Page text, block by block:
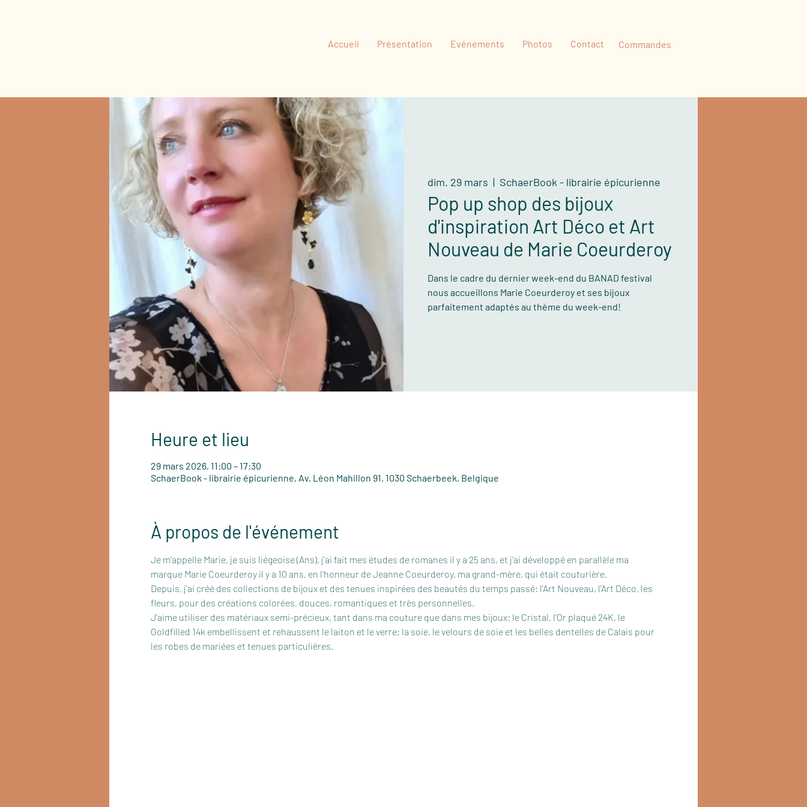
Accueil Présentation Evénements Photos Contact Commandes
dim. 29 mars
  |
SchaerBook - librairie épicurienne
Pop up shop des bijoux
d'inspiration Art Déco et Art
Nouveau de Marie Coeurderoy
Dans le cadre du dernier week-end du BANAD festival
nous accueillons Marie Coeurderoy et ses bijoux
parfaitement adaptés au thème du week-end!
Heure et lieu
29 mars 2026, 11:00 – 17:30
SchaerBook - librairie épicurienne, Av. Léon Mahillon 91, 1030 Schaerbeek, Belgique
À propos de l'événement
Je m'appelle Marie, je suis liégeoise (Ans), j'ai fait mes études de romanes il y a 25 ans, et j'ai développé en parallèle ma
marque Marie Coeurderoy il y a 10 ans, en l'honneur de Jeanne Coeurderoy, ma grand-mère, qui était couturière.
Depuis, j'ai créé des collections de bijoux et des tenues inspirées des beautés du temps passé: l'Art Nouveau, l'Art Déco, les
fleurs, pour des créations colorées, douces, romantiques et très personnelles.
J'aime utiliser des matériaux semi-précieux, tant dans ma couture que dans mes bijoux: le Cristal, l'Or plaqué 24K, le
Goldfilled 14k embellissent et rehaussent le laiton et le verre; la soie, le velours de soie et les belles dentelles de Calais pour
les robes de mariées et tenues particulières.